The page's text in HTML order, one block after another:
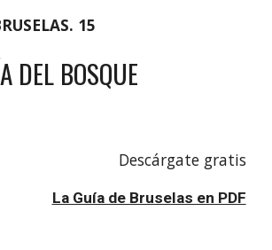
15
DEL BOSQUE
Descárgate gratis
La Guía de Bruselas en PDF